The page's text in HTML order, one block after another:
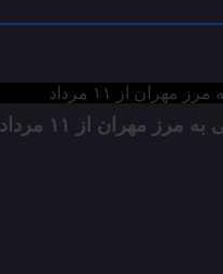
مهران از ۱۱ مرداد